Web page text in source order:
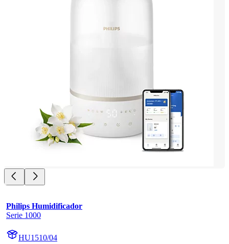
Philips Humidificador
Serie 1000
HU1510/04